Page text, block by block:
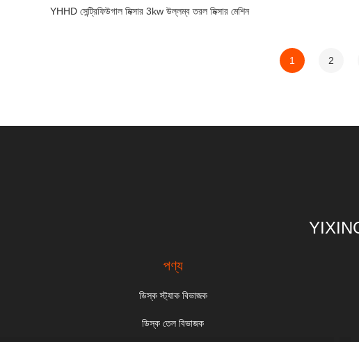
YHHD সেন্ট্রিফিউগাল মিক্সার 3kw উল্লম্ব তরল মিক্সার মেশিন
1 2
পণ্য
ডিস্ক স্ট্যাক বিভাজক
ডিস্ক তেল বিভাজক